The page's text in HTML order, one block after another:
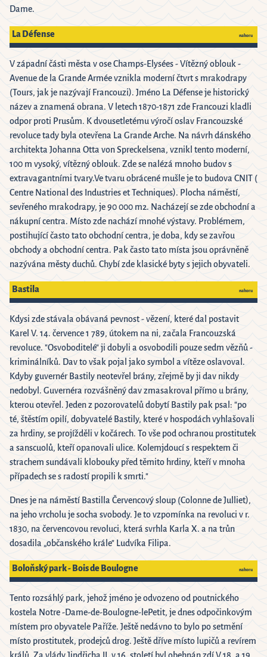
Dame.
La Défense nahoru
V západní části města v ose Champs-Elysées - Vítězný oblouk -
Avenue de la Grande Armée vznikla moderní čtvrt s mrakodrapy
(Tours, jak je nazývají Francouzi). Jméno La Défense je historický
název a znamená obrana. V letech 1870-1871 zde Francouzi kladli
odpor proti Prusům. K dvousetletému výročí oslav Francouzské
revoluce tady byla otevřena La Grande Arche. Na návrh dánského
architekta Johanna Otta von Spreckelsena, vznikl tento moderní,
100 m vysoký, vítězný oblouk. Zde se nalézá mnoho budov s
extravagantními tvary.Ve tvaru obrácené mušle je to budova CNIT (
Centre National des Industries et Techniques). Plocha náměstí,
sevřeného mrakodrapy, je 90 000 m2. Nacházejí se zde obchodní a
nákupní centra. Místo zde nachází mnohé výstavy. Problémem,
postihující často tato obchodní centra, je doba, kdy se zavřou
obchody a obchodní centra. Pak často tato místa jsou oprávněně
nazývána městy duchů. Chybí zde klasické byty s jejich obyvateli.
Bastila nahoru
Kdysi zde stávala obávaná pevnost - vězení, které dal postavit
Karel V. 14. července 1 789, útokem na ni, začala Francouzská
revoluce. "Osvoboditelé" ji dobyli a osvobodili pouze sedm vězňů -
kriminálníků. Dav to však pojal jako symbol a vítěze oslavoval.
Kdyby guvernér Bastily neotevřel brány, zřejmě by ji dav nikdy
nedobyl. Guvernéra rozvášněný dav zmasakroval přímo u brány,
kterou otevřel. Jeden z pozorovatelů dobytí Bastily pak psal: "po
té, štěstím opilí, dobyvatelé Bastily, které v hospodách vyhlašovali
za hrdiny, se projížděli v kočárech. To vše pod ochranou prostitutek
a sanscuolů, kteří opanovali ulice. Kolemjdoucí s respektem či
strachem sundávali klobouky před těmito hrdiny, kteří v mnoha
případech se s radostí propili k smrti."
Dnes je na náměstí Bastilla Červencový sloup (Colonne de Julliet),
na jeho vrcholu je socha svobody. Je to vzpomínka na revoluci v r.
1830, na červencovou revoluci, která svrhla Karla X. a na trůn
dosadila „občanského krále" Ludvíka Filipa.
Boloňský park - Bois de Boulogne nahoru
Tento rozsáhlý park, jehož jméno je odvozeno od poutnického
kostela Notre -Dame-de-Boulogne-lePetit, je dnes odpočinkovým
místem pro obyvatele Paříže. Ještě nedávno to bylo po setmění
místo prostitutek, prodejců drog. Ještě dříve místo lupičů a revírem